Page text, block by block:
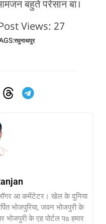
बहुते परेसान बा।
Views: 27
रघुनाथपुर
आ कमेंटेटर। खेल के दुनिया
भोजपुरिया, जवन भोजपुरी के
भोजपुरी के एह पोर्टल पs हमार